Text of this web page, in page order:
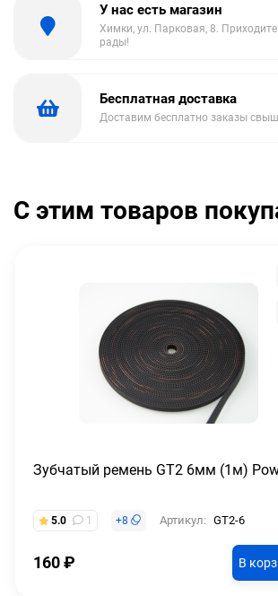
У нас есть магазин
Химки, ул. Парковая, 8.
рады!
Бесплатная доставка
Доставим бесплатно заказы
С этим товаров
Зубчатый ремень GT2 6мм (1м)
5.0 1 +8 Артикул: GT2-6
160₽ В